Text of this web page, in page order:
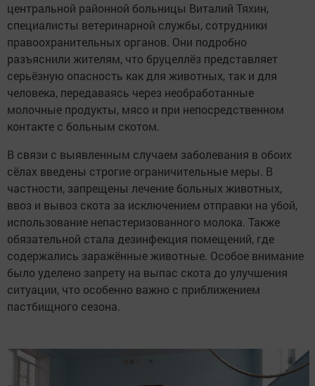
центральной районной больницы Виталий Тяхин,
специалисты ветеринарной службы, сотрудники
правоохранительных органов. Они подробно
разъяснили жителям, что бруцеллёз представляет
серьёзную опасность как для животных, так и для
человека, передаваясь через необработанные
молочные продукты, мясо и при непосредственном
контакте с больным скотом.
В связи с выявленным случаем заболевания в обоих
сёлах введены строгие ограничительные меры. В
частности, запрещены лечение больных животных,
ввоз и вывоз скота за исключением отправки на убой,
использование непастеризованного молока. Также
обязательной стала дезинфекция помещений, где
содержались заражённые животные. Особое внимание
было уделено запрету на выпас скота до улучшения
ситуации, что особенно важно с приближением
пастбищного сезона.